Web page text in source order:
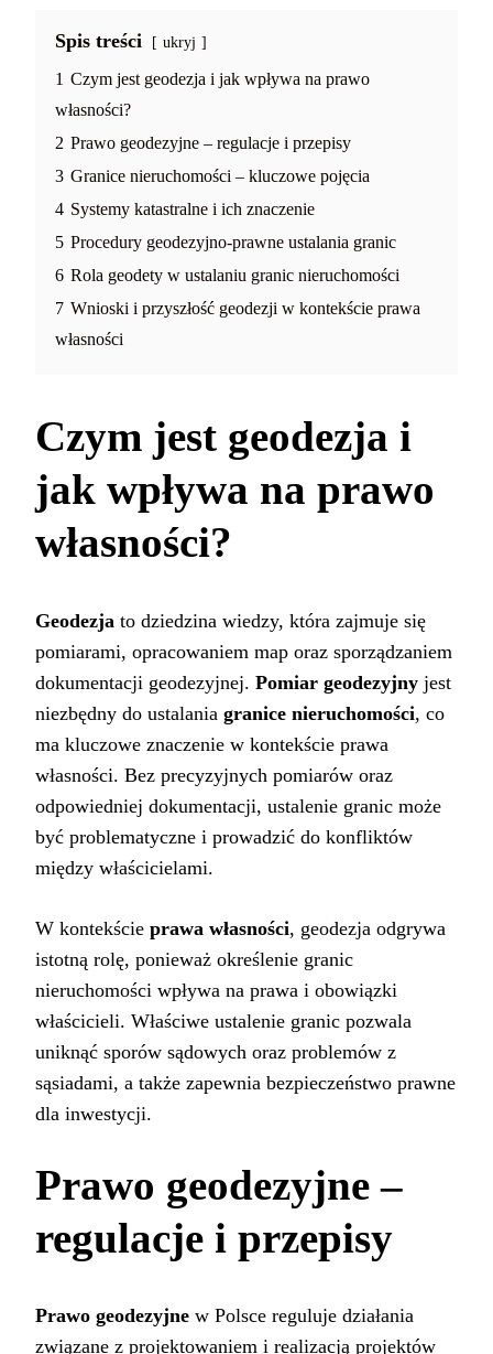
Spis treści ukryj
1 Czym jest geodezja i jak wpływa na prawo
własności?
2 Prawo geodezyjne – regulacje i przepisy
3 Granice nieruchomości – kluczowe pojęcia
4 Systemy katastralne i ich znaczenie
5 Procedury geodezyjno-prawne ustalania granic
6 Rola geodety w ustalaniu granic nieruchomości
7 Wnioski i przyszłość geodezji w kontekście prawa
własności
Czym jest geodezja i
jak wpływa na prawo
własności?
Geodezja to dziedzina wiedzy, która zajmuje się
pomiarami, opracowaniem map oraz sporządzaniem
dokumentacji geodezyjnej. Pomiar geodezyjny jest
niezbędny do ustalania granice nieruchomości, co
ma kluczowe znaczenie w kontekście prawa
własności. Bez precyzyjnych pomiarów oraz
odpowiedniej dokumentacji, ustalenie granic może
być problematyczne i prowadzić do konfliktów
między właścicielami.
W kontekście prawa własności, geodezja odgrywa
istotną rolę, ponieważ określenie granic
nieruchomości wpływa na prawa i obowiązki
właścicieli. Właściwe ustalenie granic pozwala
uniknąć sporów sądowych oraz problemów z
sąsiadami, a także zapewnia bezpieczeństwo prawne
dla inwestycji.
Prawo geodezyjne –
regulacje i przepisy
Prawo geodezyjne w Polsce reguluje działania
związane z projektowaniem i realizacją projektów